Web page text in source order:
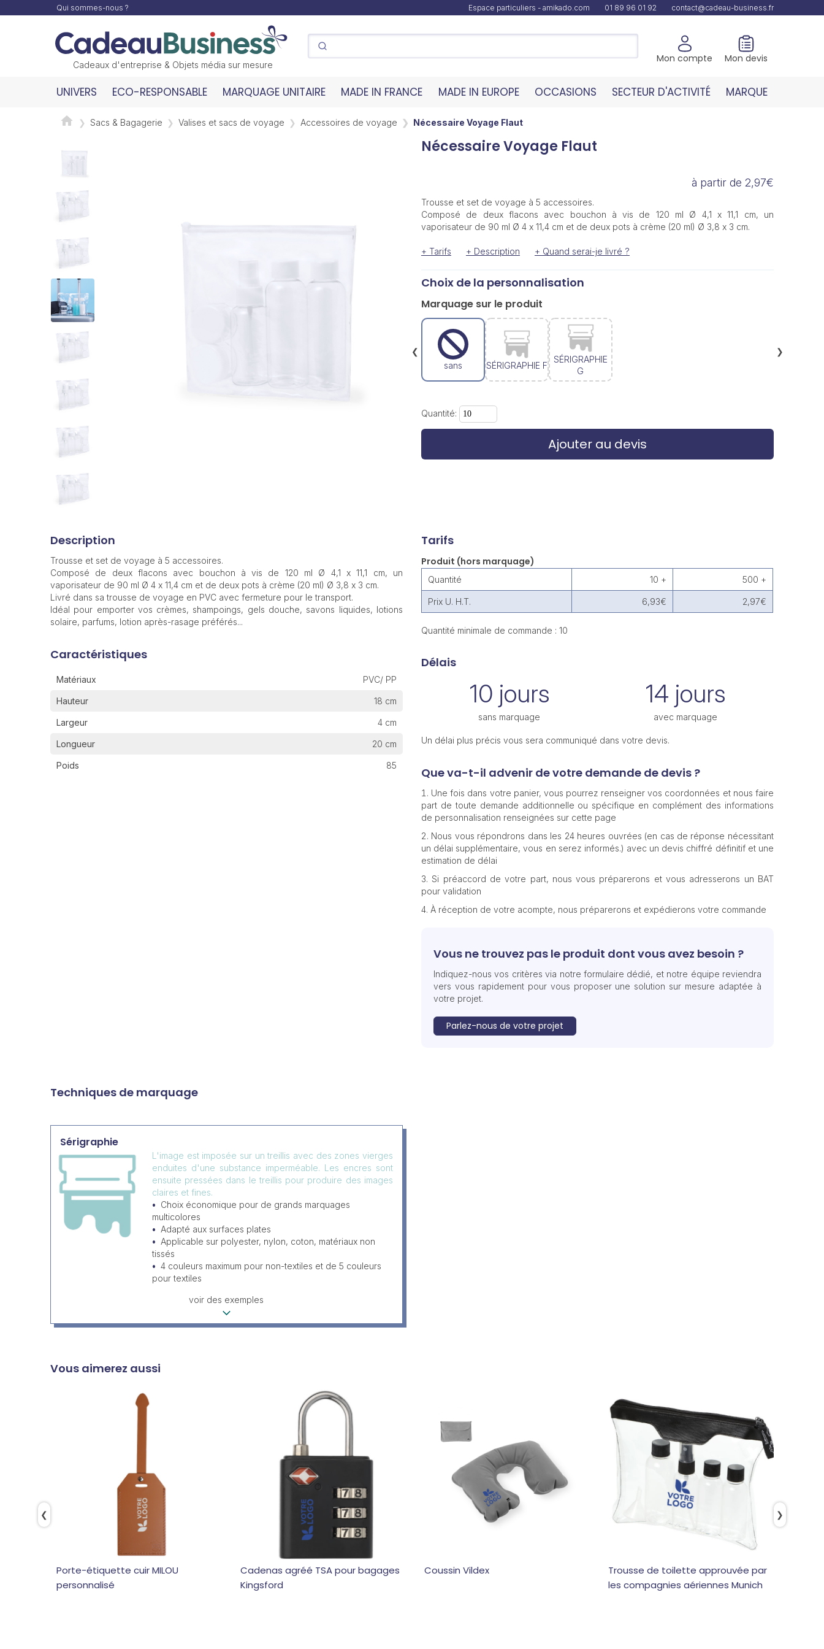
Qui sommes-nous ? Espace particuliers - amikado.com 01 89 96 01 92 contact@cadeau-business.fr
Cadeaux d'entreprise & Objets média sur mesure
Mon compte Mon devis
UNIVERS ECO-RESPONSABLE MARQUAGE UNITAIRE MADE IN FRANCE MADE IN EUROPE OCCASIONS SECTEUR D'ACTIVITÉ MARQUE
Sacs & Bagagerie Valises et sacs de voyage Accessoires de voyage Nécessaire Voyage Flaut
Nécessaire Voyage Flaut
à partir de 2,97€
Trousse et set de voyage à 5 accessoires.
Composé de deux flacons avec bouchon à vis de 120 ml Ø 4,1 x 11,1 cm, un
vaporisateur de 90 ml Ø 4 x 11,4 cm et de deux pots à crème (20 ml) Ø 3,8 x 3 cm.
+ Tarifs + Description + Quand serai-je livré ?
Choix de la personnalisation
Marquage sur le produit
sans SÉRIGRAPHIE F
SÉRIGRAPHIE
G
❯
❮
Quantité:
Ajouter au devis
Description
Trousse et set de voyage à 5 accessoires.
Composé de deux flacons avec bouchon à vis de 120 ml Ø 4,1 x 11,1 cm, un
vaporisateur de 90 ml Ø 4 x 11,4 cm et de deux pots à crème (20 ml) Ø 3,8 x 3 cm.
Livré dans sa trousse de voyage en PVC avec fermeture pour le transport.
Idéal pour emporter vos crèmes, shampoings, gels douche, savons liquides, lotions
solaire, parfums, lotion après-rasage préférés...
Caractéristiques
Matériaux PVC/ PP
Hauteur 18 cm
Largeur 4 cm
Longueur 20 cm
Poids 85
Tarifs
Produit (hors marquage)
Quantité 10 + 500 +
Prix U. H.T. 6,93€ 2,97€
Quantité minimale de commande : 10
Délais
10 jours
sans marquage
14 jours
avec marquage
Un délai plus précis vous sera communiqué dans votre devis.
Que va-t-il advenir de votre demande de devis ?
Une fois dans votre panier, vous pourrez renseigner vos coordonnées et nous faire
part de toute demande additionnelle ou spécifique en complément des informations
de personnalisation renseignées sur cette page
Nous vous répondrons dans les 24 heures ouvrées (en cas de réponse nécessitant
un délai supplémentaire, vous en serez informés.) avec un devis chiffré définitif et une
estimation de délai
Si préaccord de votre part, nous vous préparerons et vous adresserons un BAT
pour validation
À réception de votre acompte, nous préparerons et expédierons votre commande
Vous ne trouvez pas le produit dont vous avez besoin ?
Indiquez-nous vos critères via notre formulaire dédié, et notre équipe reviendra
vers vous rapidement pour vous proposer une solution sur mesure adaptée à
votre projet.
Parlez-nous de votre projet
Techniques de marquage
Sérigraphie
L'image est imposée sur un treillis avec des zones vierges
enduites d'une substance imperméable. Les encres sont
ensuite pressées dans le treillis pour produire des images
claires et fines.
Choix économique pour de grands marquages
multicolores
Adapté aux surfaces plates
Applicable sur polyester, nylon, coton, matériaux non
tissés
4 couleurs maximum pour non-textiles et de 5 couleurs
pour textiles
voir des exemples
Vous aimerez aussi
Porte-étiquette cuir MILOU
personnalisé
Cadenas agréé TSA pour bagages
Kingsford
Coussin Vildex
Trousse de toilette approuvée par
les compagnies aériennes Munich
❯
❮